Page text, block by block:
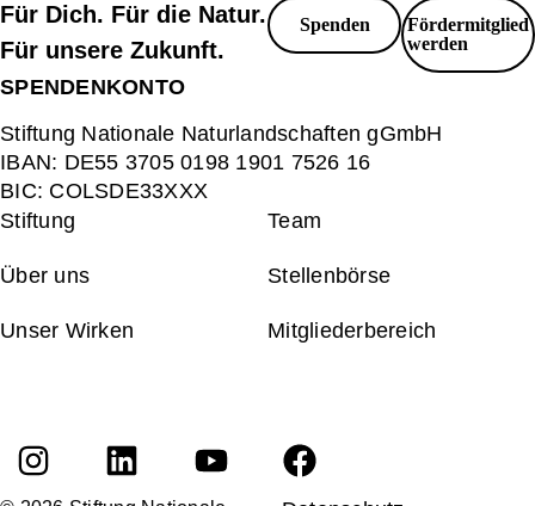
Für Dich. Für die Natur.
Für unsere Zukunft.
Spenden
Fördermitglied
werden
SPENDENKONTO
Stiftung Nationale Naturlandschaften gGmbH
IBAN: DE55 3705 0198 1901 7526 16
BIC: COLSDE33XXX
Stiftung
Team
Über uns Stellenbörse
Unser Wirken Mitgliederbereich